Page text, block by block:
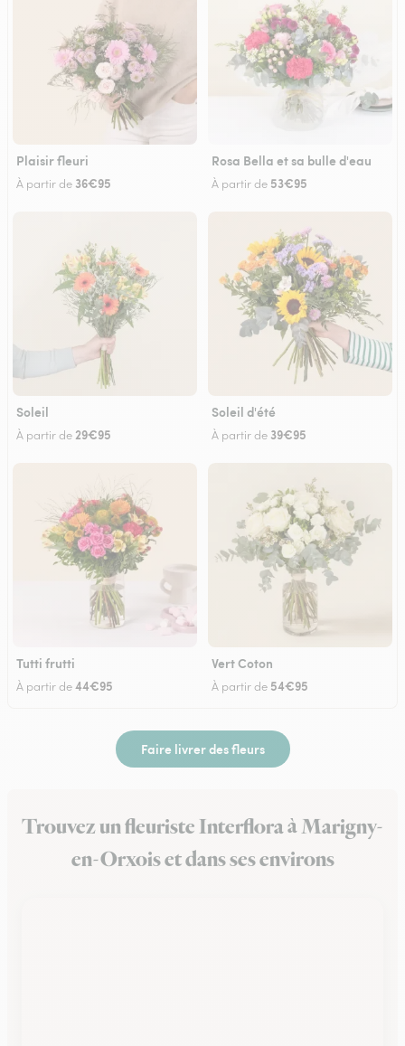
Plaisir fleuri
À partir de 36€95
Rosa Bella et sa bulle d'eau
À partir de 53€95
Soleil
À partir de 29€95
Soleil d'été
À partir de 39€95
Tutti frutti
À partir de44€95
Vert Coton
À partir de 54€95
Faire livrer des fleurs
Trouvez un fleuriste Interflora à Marigny-
en-Orxois et dans ses environs